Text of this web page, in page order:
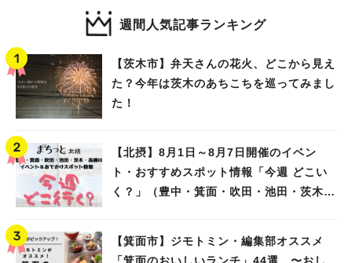
週間人気記事ランキング
【茨木市】弁天さんの花火、どこから見え
た？今年は茨木のあちこちを巡ってみまし
た！
【北摂】8月1日～8月7日開催のイベン
ト・おすすめスポット情報「今週 どこい
く？」（豊中・箕面・吹田・池田・茨木・
【箕面市】ジモトミン・編集部オススメ